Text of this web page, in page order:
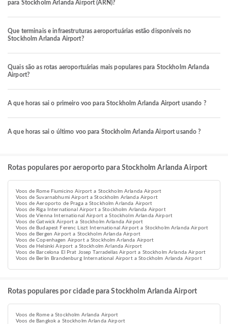
para Stockholm Arlanda Airport (ARN)?
Que terminais e infraestruturas aeroportuárias estão disponíveis no
Stockholm Arlanda Airport?
Quais são as rotas aeroportuárias mais populares para Stockholm Arlanda
Airport?
A que horas sai o primeiro voo para Stockholm Arlanda Airport usando ?
A que horas sai o último voo para Stockholm Arlanda Airport usando ?
Rotas populares por aeroporto para Stockholm Arlanda Airport
Voos de Rome Fiumicino Airport a Stockholm Arlanda Airport
Voos de Suvarnabhumi Airport a Stockholm Arlanda Airport
Voos de Aeroporto de Praga a Stockholm Arlanda Airport
Voos de Riga International Airport a Stockholm Arlanda Airport
Voos de Vienna International Airport a Stockholm Arlanda Airport
Voos de Gatwick Airport a Stockholm Arlanda Airport
Voos de Budapest Ferenc Liszt International Airport a Stockholm Arlanda Airport
Voos de Bergen Airport a Stockholm Arlanda Airport
Voos de Copenhagen Airport a Stockholm Arlanda Airport
Voos de Helsinki Airport a Stockholm Arlanda Airport
Voos de Barcelona El Prat Josep Tarradellas Airport a Stockholm Arlanda Airport
Voos de Berlin Brandenburg International Airport a Stockholm Arlanda Airport
Rotas populares por cidade para Stockholm Arlanda Airport
Voos de Rome a Stockholm Arlanda Airport
Voos de Bangkok a Stockholm Arlanda Airport